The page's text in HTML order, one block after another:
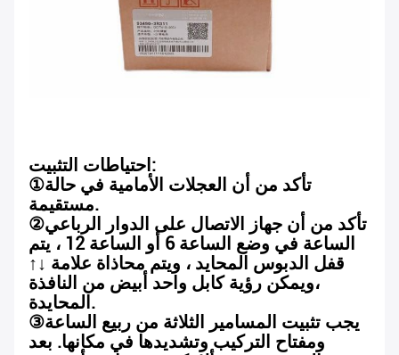
احتياطات التثبيت:
①تأكد من أن العجلات الأمامية في حالة
مستقيمة.
②تأكد من أن جهاز الاتصال على الدوار الرباعي
الساعة في وضع الساعة 6 أو الساعة 12 ، يتم
قفل الدبوس المحايد ، ويتم محاذاة علامة ↓↑
،ويمكن رؤية كابل واحد أبيض من النافذة
المحايدة.
③يجب تثبيت المسامير الثلاثة من ربيع الساعة
ومفتاح التركيب وتشديدها في مكانها. بعد